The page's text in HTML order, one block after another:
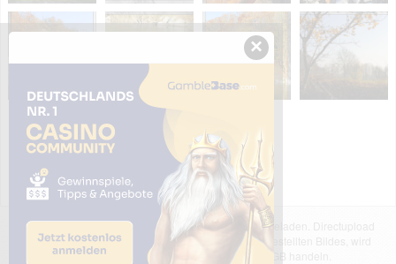
Das dargestellte Bild wurde von einem Nutzer hochgeladen. Directupload
übernimmt keinerlei Haftung für den Inhalt des dargestellten Bildes, wird
jedoch bei Verstößen nach §2(3) unserer AGB handeln.
×